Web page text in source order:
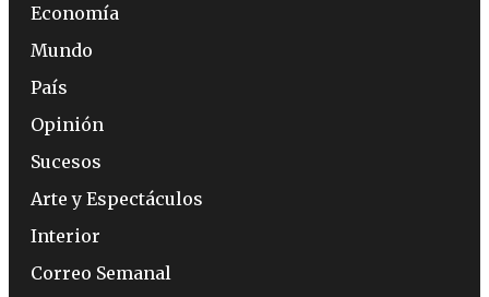
Economía
Mundo
País
Opinión
Sucesos
Arte y Espectáculos
Interior
Correo Semanal